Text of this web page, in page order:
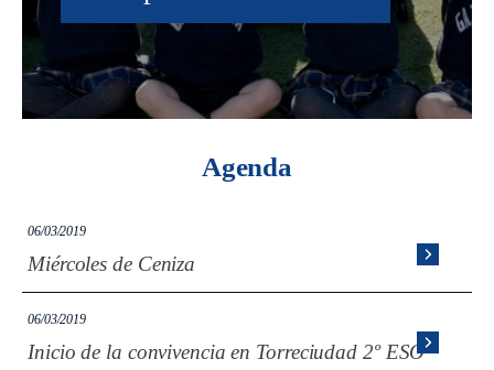
Agenda
06/03/2019
Miércoles de Ceniza
06/03/2019
Inicio de la convivencia en Torreciudad 2º ESO